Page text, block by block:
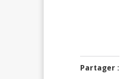
Partager :